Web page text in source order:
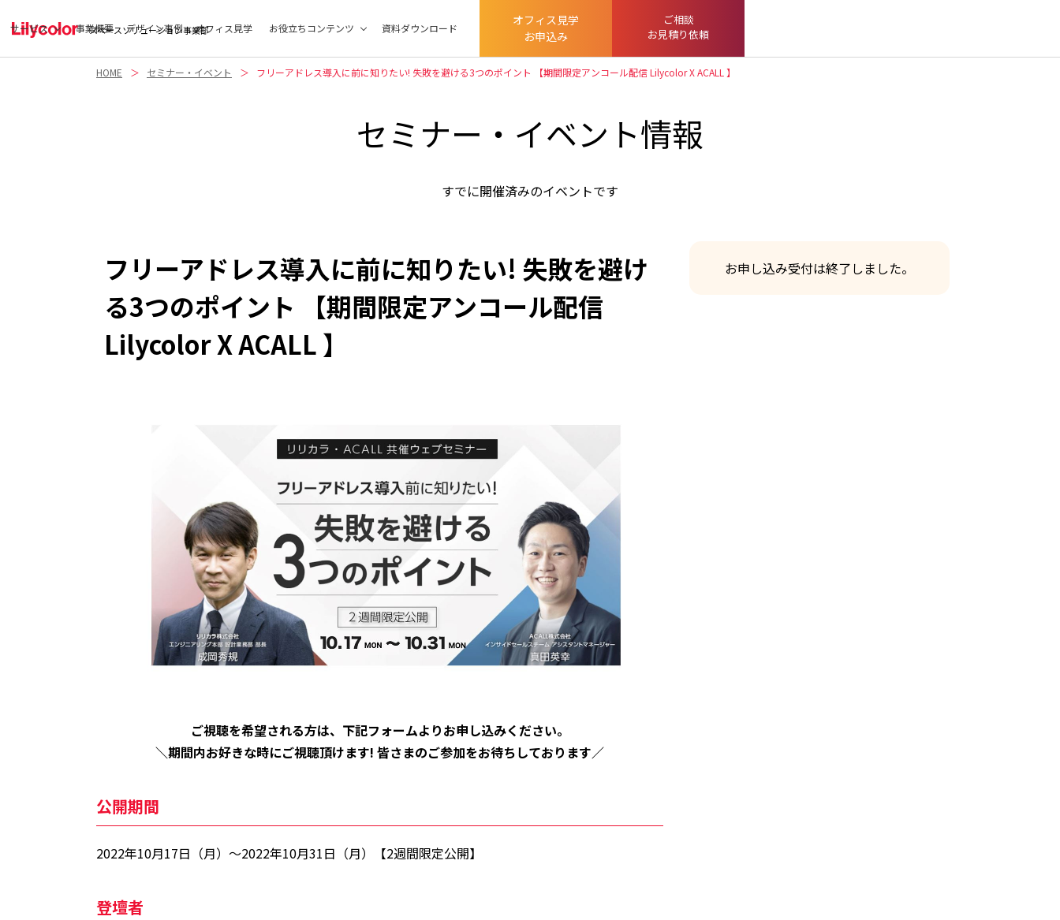
スペースソリューション事業部
サービス 事業概要 デザイン事例 オフィス見学 お役立ちコンテンツ 資料ダウンロード
オフィス見学
お申込み
ご相談
お見積り依頼
HOME セミナー・イベント フリーアドレス導入に前に知りたい! 失敗を避ける3つのポイント 【期間限定アンコール配信 Lilycolor X ACALL 】
セミナー・イベント情報
すでに開催済みのイベントです
フリーアドレス導入に前に知りたい! 失敗を避け
る3つのポイント 【期間限定アンコール配信
Lilycolor X ACALL 】
ご視聴を希望される方は、下記フォームよりお申し込みください。
＼期間内お好きな時にご視聴頂けます! 皆さまのご参加をお待ちしております／
公開期間
2022年10月17日（月）～2022年10月31日（月）【2週間限定公開】
登壇者
お申し込み受付は終了しました。